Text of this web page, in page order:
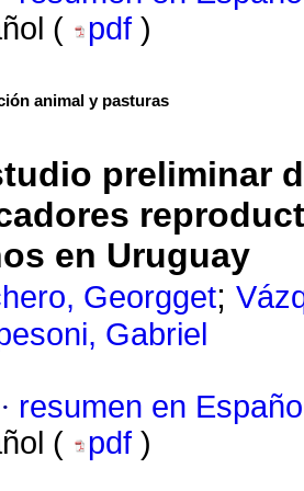
(
pdf )
animal y pasturas
preliminar
en Uruguay
Georgget;
Gabriel
· resumen en
(
pdf )